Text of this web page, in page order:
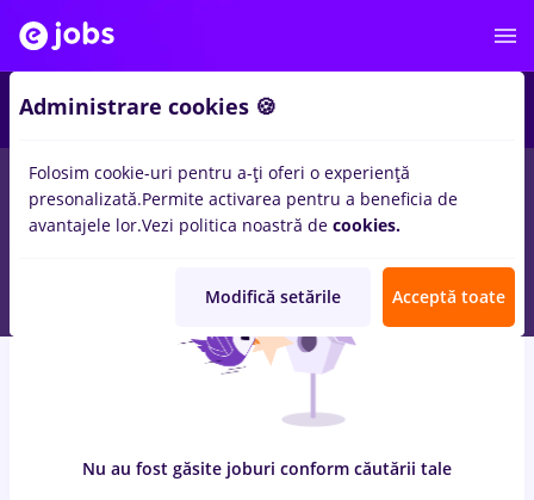
locuri de muncacu salarii hr manager, Full time
pentruStudentinConstructii / Instalatii, IT / Telecom
Nu au fost găsite joburi conform căutării tale
Administrare cookies 🍪
Folosim cookie-uri pentru a-ți oferi o experiență
presonalizată.Permite activarea pentru a beneficia de
avantajele lor.Vezi politica noastră de cookies.
Modifică setările Acceptă toate